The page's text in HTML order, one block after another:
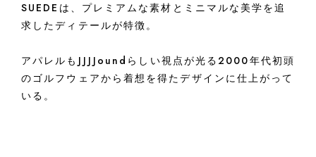
SUEDEは、プレミアムな素材とミニマルな美学を追
求したディテールが特徴。
アパレルもJJJJoundらしい視点が光る2000年代初頭
のゴルフウェアから着想を得たデザインに仕上がって
いる。